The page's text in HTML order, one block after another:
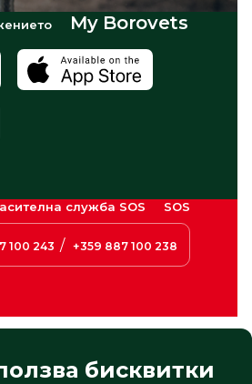
My Borovets
служба SOS SOS
100 243 / +359 887 100 238
бисквитки